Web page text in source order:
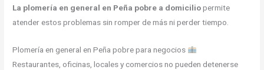
La plomería en general en Peña pobre a domiciliopermite
atender estos problemas sin romper de más ni perder tiempo.
Plomería en general en Peña pobre para negocios
Restaurantes, oficinas, locales y comercios no pueden detenerse